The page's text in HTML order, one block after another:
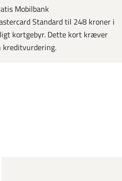
Mobilbank
Standard til 248 kroner i
kortgebyr. Dette kort kræver
kreditvurdering.